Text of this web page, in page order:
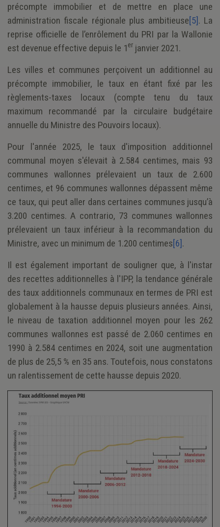
précompte immobilier et de mettre en place une
administration fiscale régionale plus ambitieuse[5]. La
reprise officielle de l’enrôlement du PRI par la Wallonie
est devenue effective depuis le 1er janvier 2021.
Les villes et communes perçoivent un additionnel au
précompte immobilier, le taux en étant fixé par les
règlements-taxes locaux (compte tenu du taux
maximum recommandé par la circulaire budgétaire
annuelle du Ministre des Pouvoirs locaux).
Pour l'année 2025, le taux d'imposition additionnel
communal moyen s'élevait à 2.584 centimes, mais 93
communes wallonnes prélevaient un taux de 2.600
centimes, et 96 communes wallonnes dépassent même
ce taux, qui peut aller dans certaines communes jusqu’à
3.200 centimes. A contrario, 73 communes wallonnes
prélevaient un taux inférieur à la recommandation du
Ministre, avec un minimum de 1.200 centimes[6].
Il est également important de souligner que, à l'instar
des recettes additionnelles à l'IPP, la tendance générale
des taux additionnels communaux en termes de PRI est
globalement à la hausse depuis plusieurs années. Ainsi,
le niveau de taxation additionnel moyen pour les 262
communes wallonnes est passé de 2.060 centimes en
1990 à 2.584 centimes en 2024, soit une augmentation
de plus de 25,5 % en 35 ans. Toutefois, nous constatons
un ralentissement de cette hausse depuis 2020.